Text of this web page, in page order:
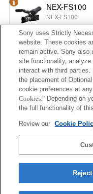
NEX-FS100
NEX-FS100
NEX-EA50
NEX-EA50
MPC-2610
BURANO
Sony uses Strictly
website. These cookies
remain active. Sony also
site functionality,
interact with third
the placement of
cookie preferences at
Cookies." Depending on
the full functionality of
Review our Cookie